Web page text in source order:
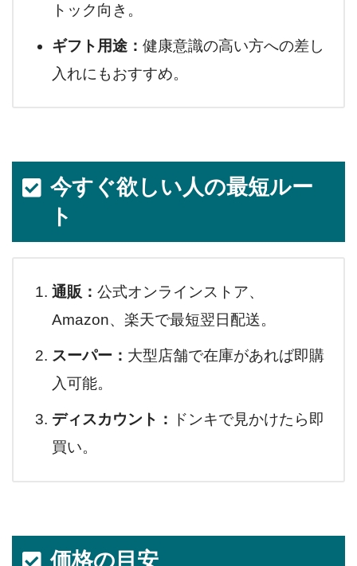
トック向き。
ギフト用途： 健康意識の高い方への差し
入れにもおすすめ。
今すぐ欲しい人の最短ルー
ト
通販： 公式オンラインストア、
Amazon、楽天で最短翌日配送。
スーパー： 大型店舗で在庫があれば即購
入可能。
ディスカウント：
ドンキで見かけたら即
買い。
価格の目安